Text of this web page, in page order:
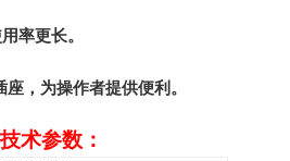
率更长。
，为操作者提供便利。
技术参数：